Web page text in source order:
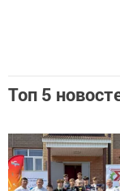
Топ 5